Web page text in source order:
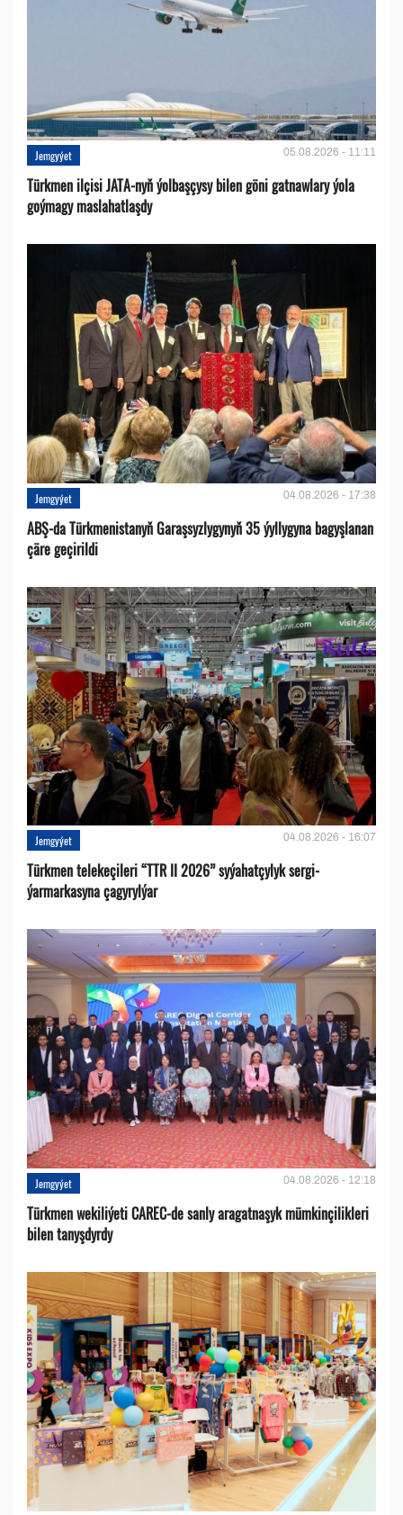
Jemgyýet 05.08.2026 - 11:11
Türkmen ilçisi JATA-nyň ýolbaşçysy bilen göni gatnawlary ýola
goýmagy maslahatlaşdy
Jemgyýet 04.08.2026 - 17:38
ABŞ-da Türkmenistanyň Garaşsyzlygynyň 35 ýyllygyna bagyşlanan
çäre geçirildi
Jemgyýet 04.08.2026 - 16:07
Türkmen telekeçileri “TTR II 2026” syýahatçylyk sergi-
ýarmarkasyna çagyrylýar
Jemgyýet 04.08.2026 - 12:18
Türkmen wekiliýeti CAREC-de sanly aragatnaşyk mümkinçilikleri
bilen tanyşdyrdy